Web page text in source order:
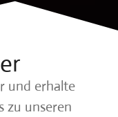
und erhalte
zu unseren